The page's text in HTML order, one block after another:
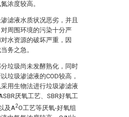
浓度较高。
滤液水质状况恶劣，并且
周围环境的污染十分严
水资源的破坏严重，因
务之急。
垃圾尚未发酵熟化，同时
垃圾渗滤液的COD较高，
用生物法进行垃圾渗滤液
厌氧工艺、SBR好氧工
及A2O工艺等厌氧-好氧组